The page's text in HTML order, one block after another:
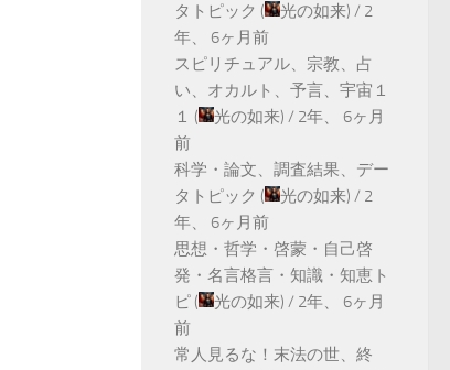
タトピック ( 光の如来) / 2
年、 6ヶ月前
スピリチュアル、宗教、占
い、オカルト、予言、宇宙１
１ ( 光の如来) / 2年、 6ヶ月
前
科学・論文、調査結果、デー
タトピック ( 光の如来) / 2
年、 6ヶ月前
思想・哲学・啓蒙・自己啓
発・名言格言・知識・知恵ト
ピ ( 光の如来) / 2年、 6ヶ月
前
常人見るな！末法の世、終